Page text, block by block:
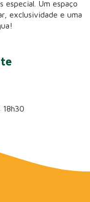
especial. Um espaço
exclusividade e uma
18h30